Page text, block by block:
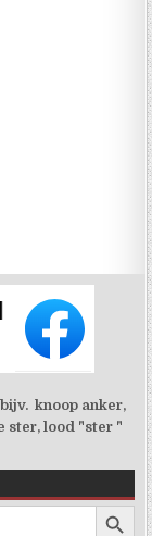
knoop anker,
ster, lood "ster "